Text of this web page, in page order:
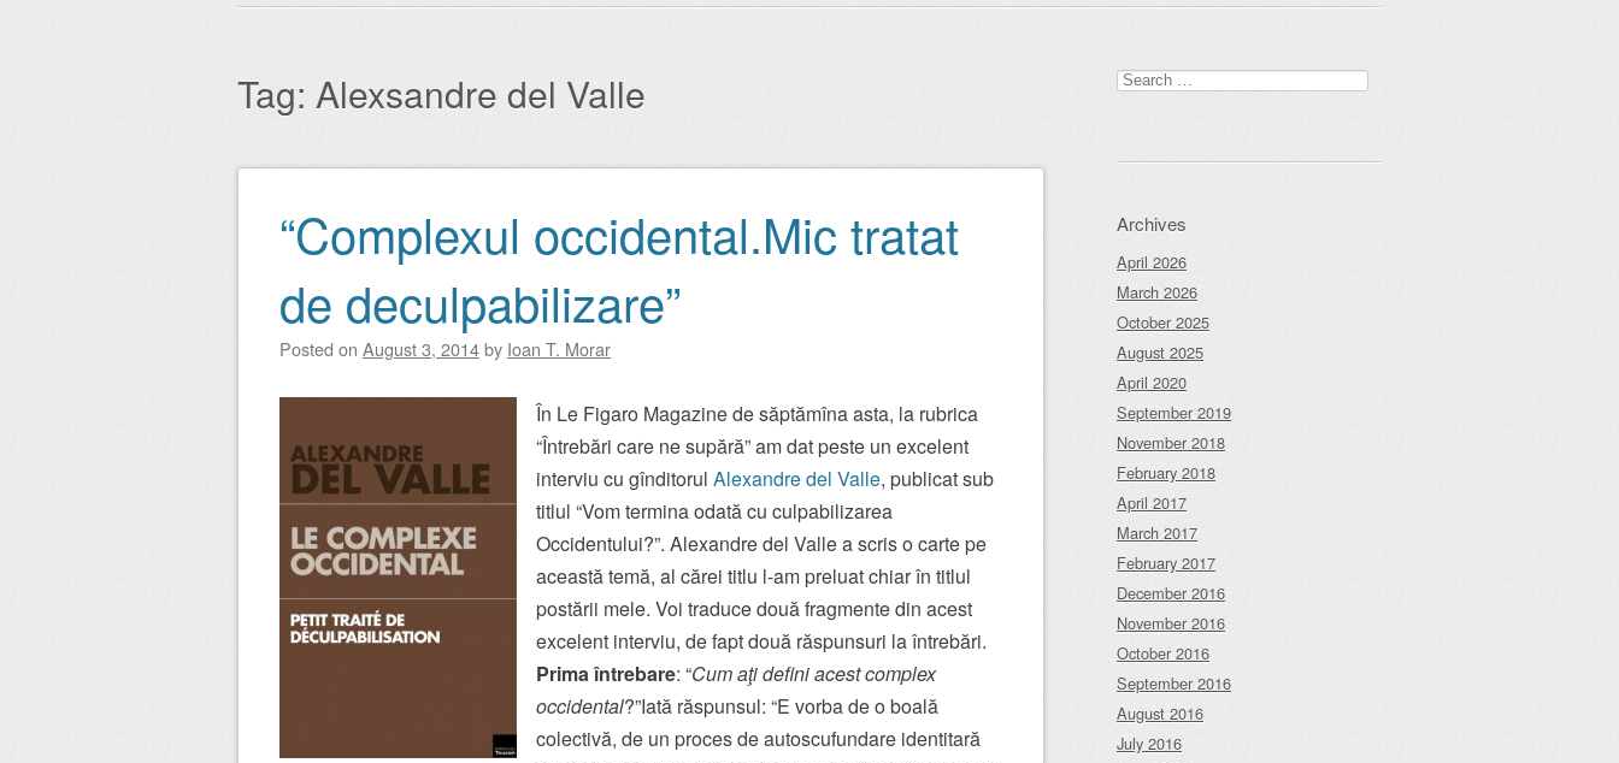
Tag: Alexsandre del Valle
Post navigation
“Complexul occidental.Mic tratat
de deculpabilizare”
Posted on August 3, 2014by Ioan T. Morar
În Le Figaro Magazine de săptămîna asta, la rubrica
“Întrebări care ne supără” am dat peste un excelent
interviu cu gînditorul Alexandre del Valle, publicat sub
titlul “Vom termina odată cu culpabilizarea
Occidentului?”. Alexandre del Valle a scris o carte pe
această temă, al cărei titlu l-am preluat chiar în titlul
postării mele. Voi traduce două fragmente din acest
excelent interviu, de fapt două răspunsuri la întrebări.
Prima întrebare: “Cum aţi defini acest complex
occidental?”Iată răspunsul: “E vorba de o boală
colectivă, de un proces de autoscufundare identitară
Search
for:
Archives
April 2026
March 2026
October 2025
August 2025
April 2020
September 2019
November 2018
February 2018
April 2017
March 2017
February 2017
December 2016
November 2016
October 2016
September 2016
August 2016
July 2016